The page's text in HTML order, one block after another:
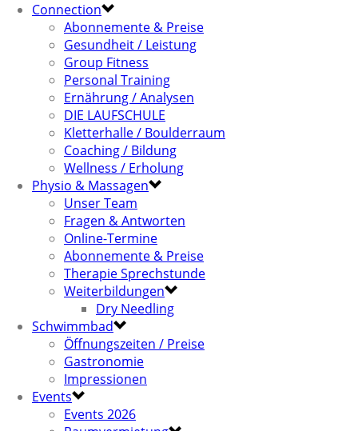
Connection
Abonnemente & Preise
Gesundheit / Leistung
Group Fitness
Personal Training
Ernährung / Analysen
DIE LAUFSCHULE
Kletterhalle / Boulderraum
Coaching / Bildung
Wellness / Erholung
Physio & Massagen
Unser Team
Fragen & Antworten
Online-Termine
Abonnemente & Preise
Therapie Sprechstunde
Weiterbildungen
Dry Needling
Schwimmbad
Öffnungszeiten / Preise
Gastronomie
Impressionen
Events
Events 2026